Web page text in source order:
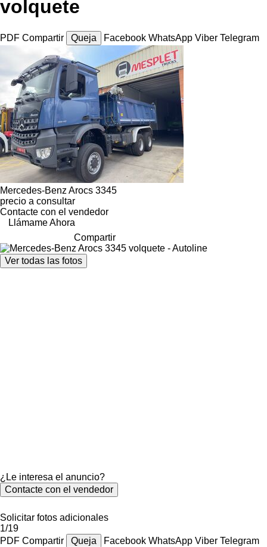
volquete
PDF Compartir Queja Facebook WhatsApp Viber Telegram
Mercedes-Benz Arocs 3345
precio a consultar
Contacte con el vendedor
Llámame Ahora
Compartir
Ver todas las fotos
¿Le interesa el anuncio?
Contacte con el vendedor
Solicitar fotos adicionales
1/19
PDF Compartir Queja Facebook WhatsApp Viber Telegram